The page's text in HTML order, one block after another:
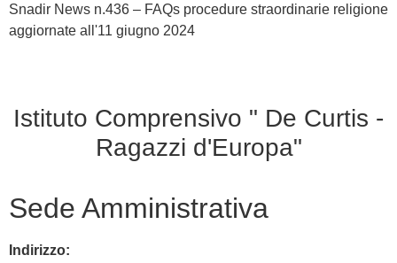
Snadir News n.436 – FAQs procedure straordinarie religione
aggiornate all'11 giugno 2024
Istituto Comprensivo " De Curtis -
Ragazzi d'Europa"
Sede Amministrativa
Indirizzo: